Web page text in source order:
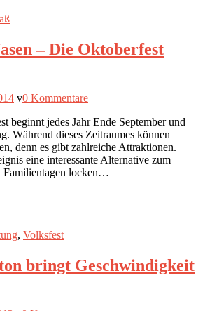
– Die Oktoberfest
0 Kommentare
beginnt jedes Jahr Ende September und
Während dieses Zeitraumes können
denn es gibt zahlreiche Attraktionen.
eine interessante Alternative zum
Familientagen locken…
, Volksfest
bringt Geschwindigkeit